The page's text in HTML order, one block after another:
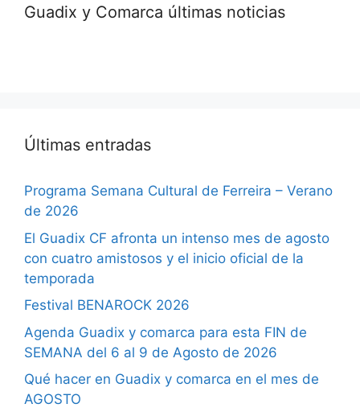
Guadix y Comarca últimas noticias
Últimas entradas
Programa Semana Cultural de Ferreira – Verano
de 2026
El Guadix CF afronta un intenso mes de agosto
con cuatro amistosos y el inicio oficial de la
temporada
Festival BENAROCK 2026
Agenda Guadix y comarca para esta FIN de
SEMANA del 6 al 9 de Agosto de 2026
Qué hacer en Guadix y comarca en el mes de
AGOSTO